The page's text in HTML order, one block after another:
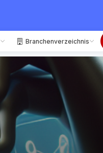
Branchenverzeichnis